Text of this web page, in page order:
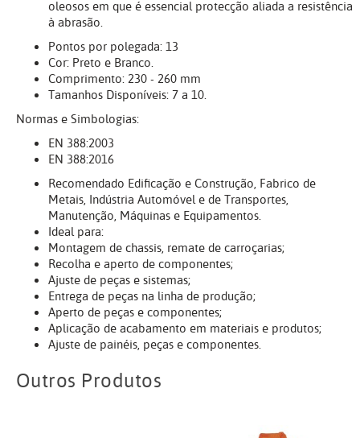
oleosos em que é essencial protecção aliada a resistência
à abrasão.
Pontos por polegada: 13
Cor: Preto e Branco.
Comprimento: 230 - 260 mm
Tamanhos Disponíveis: 7 a 10.
Normas e Simbologias:
EN 388:2003
EN 388:2016
Recomendado Edificação e Construção, Fabrico de
Metais, Indústria Automóvel e de Transportes,
Manutenção, Máquinas e Equipamentos.
Ideal para:
Montagem de chassis, remate de carroçarias;
Recolha e aperto de componentes;
Ajuste de peças e sistemas;
Entrega de peças na linha de produção;
Aperto de peças e componentes;
Aplicação de acabamento em materiais e produtos;
Ajuste de painéis, peças e componentes.
Outros Produtos